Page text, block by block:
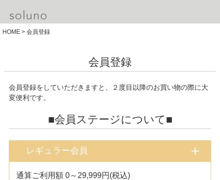
HOME 会員登録
会員登録
会員登録をしていただきますと、２度目以降のお買い物の際に大
変便利です。
■会員ステージについて■
レギュラー会員
通算ご利用額 0～29,999円(税込)